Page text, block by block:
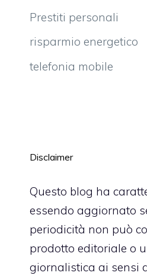
Prestiti personali
risparmio energetico
telefonia mobile
Disclaimer
Questo blog ha
essendo aggiornato
periodicità non può
prodotto editoriale o
giornalistica ai sensi